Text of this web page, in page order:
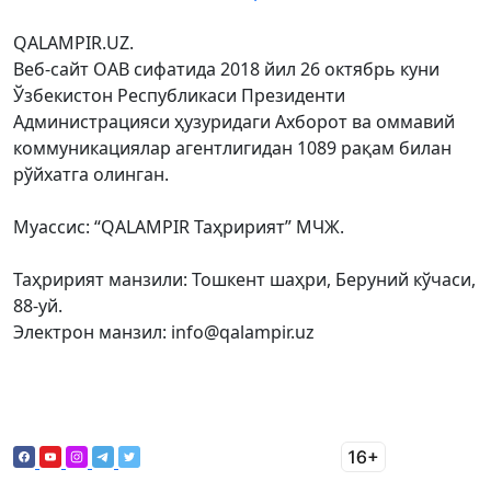
QALAMPIR.UZ.
Веб-сайт ОАВ сифатида 2018 йил 26 октябрь куни
Ўзбекистон Республикаси Президенти
Администрацияси ҳузуридаги Ахборот ва оммавий
коммуникациялар агентлигидан 1089 рақам билан
рўйхатга олинган.
Муассис: “QALAMPIR Таҳририят” МЧЖ.
Таҳририят манзили: Тошкент шаҳри, Беруний кўчаси,
88-уй.
Электрон манзил: info@qalampir.uz